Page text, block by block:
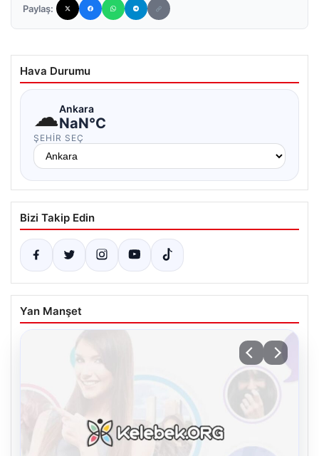
Paylaş:
Hava Durumu
☁Ankara
NaN°C
ŞEHIR SEÇ
Bizi Takip Edin
Yan Manşet